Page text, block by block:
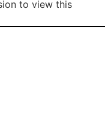
to view this